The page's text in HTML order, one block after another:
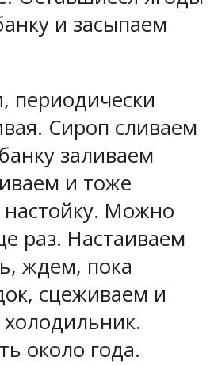
и засыпаем
периодически
Сироп сливаем
заливаем
и тоже
Можно
раз. Настаиваем
ждем, пока
сцеживаем и
около года.